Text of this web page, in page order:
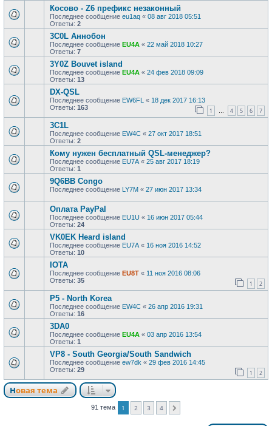
Косово - Z6 префикс незаконный
Последнее сообщение eu1aq « 08 авг 2018 05:51
Ответы: 2
3C0L Аннобон
Последнее сообщение EU4A « 22 май 2018 10:27
Ответы: 7
3Y0Z Bouvet island
Последнее сообщение EU4A « 24 фев 2018 09:09
Ответы: 13
DX-QSL
Последнее сообщение EW6FL « 18 дек 2017 16:13
Ответы: 163 1 … 4 5 6 7
3C1L
Последнее сообщение EW4C « 27 окт 2017 18:51
Ответы: 2
Кому нужен бесплатный QSL-менеджер?
Последнее сообщение EU7A « 25 авг 2017 18:19
Ответы: 1
9Q6BB Congo
Последнее сообщение LY7M « 27 июн 2017 13:34
Оплата PayPal
Последнее сообщение EU1U « 16 июн 2017 05:44
Ответы: 24
VK0EK Heard island
Последнее сообщение EU7A « 16 ноя 2016 14:52
Ответы: 10
IOTA
Последнее сообщение EU8T « 11 ноя 2016 08:06
Ответы: 35 1 2
P5 - North Korea
Последнее сообщение EW4C « 26 апр 2016 19:31
Ответы: 16
3DA0
Последнее сообщение EU4A « 03 апр 2016 13:54
Ответы: 1
VP8 - South Georgia/South Sandwich
Последнее сообщение ew7dk « 29 фев 2016 14:45
Ответы: 29 1 2
Новая тема
91 тема 1 2 3 4